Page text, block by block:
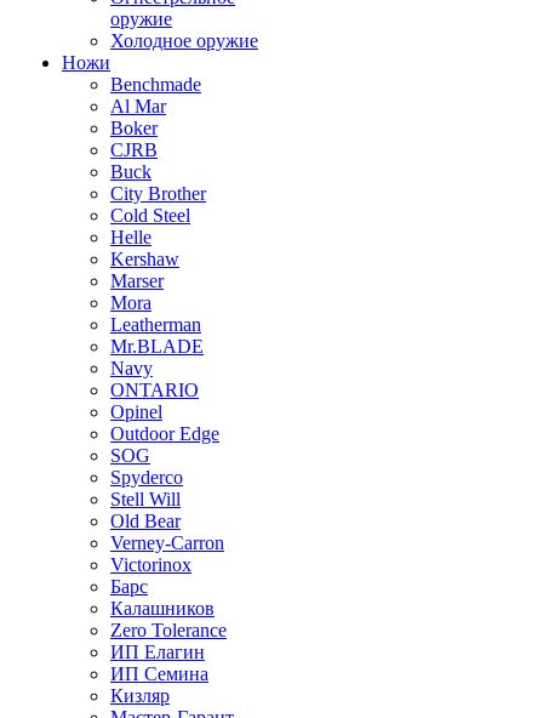
оружие
Холодное оружие
Ножи
Benchmade
Al Mar
Boker
CJRB
Buck
City Brother
Cold Steel
Helle
Kershaw
Marser
Mora
Leatherman
Mr.BLADE
Navy
ONTARIO
Opinel
Outdoor Edge
SOG
Spyderco
Stell Will
Old Bear
Verney-Carron
Victorinox
Барс
Калашников
Zero Tolerance
ИП Елагин
ИП Семина
Кизляр